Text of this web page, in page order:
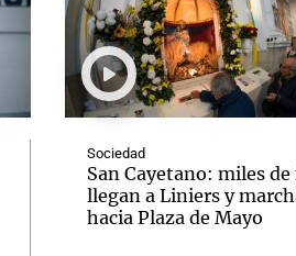
Sociedad
San Cayetano: miles
llegan a Liniers y
hacia Plaza de Mayo